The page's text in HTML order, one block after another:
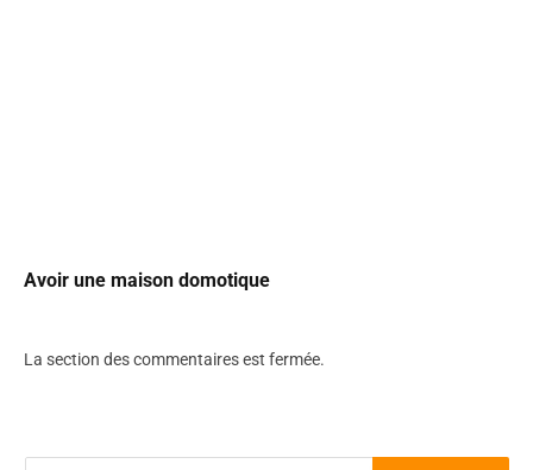
Avoir une maison domotique
La section des commentaires est fermée.